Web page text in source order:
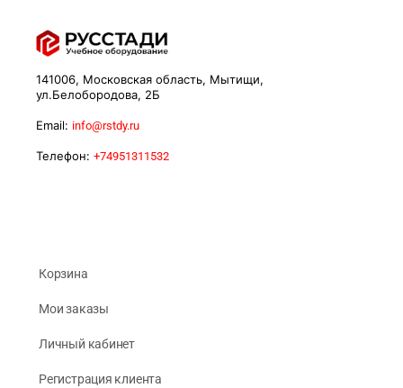
141006, Московская область, Мытищи,
ул.Белобородова, 2Б
Email: info@rstdy.ru
Телефон: +74951311532
Корзина
Мои заказы
Личный кабинет
Регистрация клиента